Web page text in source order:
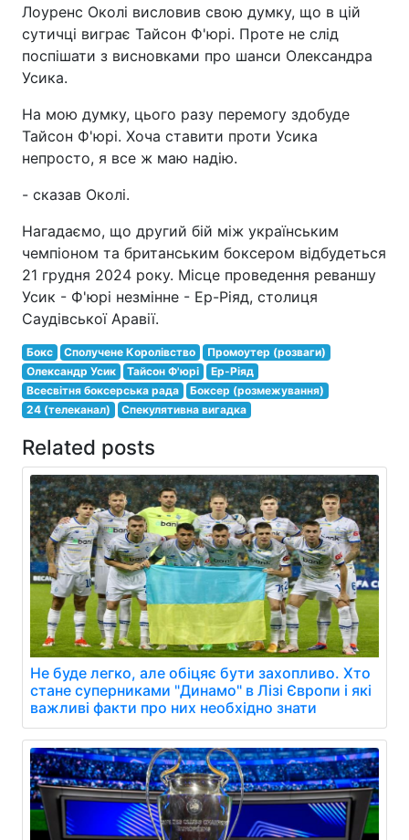
Лоуренс Околі висловив свою думку, що в цій
сутичці виграє Тайсон Ф'юрі. Проте не слід
поспішати з висновками про шанси Олександра
Усика.
На мою думку, цього разу перемогу здобуде
Тайсон Ф'юрі. Хоча ставити проти Усика
непросто, я все ж маю надію.
- сказав Околі.
Нагадаємо, що другий бій між українським
чемпіоном та британським боксером відбудеться
21 грудня 2024 року. Місце проведення реваншу
Усик - Ф'юрі незмінне - Ер-Ріяд, столиця
Саудівської Аравії.
Бокс Сполучене Королівство
Промоутер (розваги)
Олександр Усик
Тайсон Ф'юрі
Ер-Ріяд
Всесвітня боксерська рада
Боксер (розмежування)
24 (телеканал)
Спекулятивна вигадка
Related posts
Не буде легко, але обіцяє бути захопливо. Хто
стане суперниками "Динамо" в Лізі Європи і які
важливі факти про них необхідно знати